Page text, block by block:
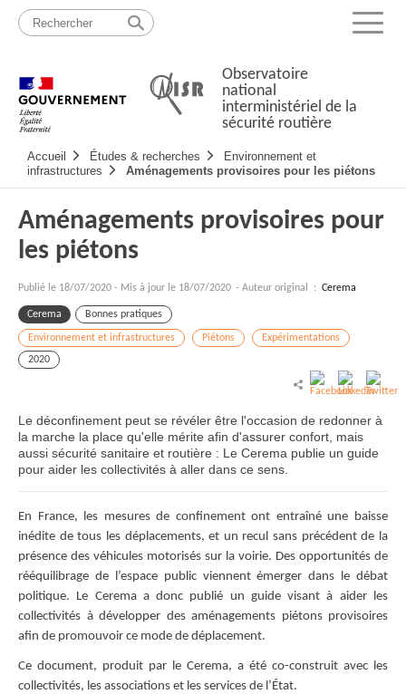
Passer
contenu
Menu
Observatoire
national
interministériel de la
sécurité routière
principale
Accueil Études & recherches
Environnement et
infrastructures
Aménagements provisoires pour les piétons
Aménagements provisoires pour
les piétons
Publié le 18/07/2020 - Mis à jour le 18/07/2020 - Auteur original : Cerema
Cerema Bonnes pratiques
Environnement et infrastructures Piétons
Expérimentations
2020
Le déconfinement peut se révéler être l'occasion de redonner à
la marche la place qu'elle mérite afin d'assurer confort, mais
aussi sécurité sanitaire et routière : Le Cerema publie un guide
pour aider les collectivités à aller dans ce sens.
En France, les mesures de confinement ont entraîné une baisse
inédite de tous les déplacements, et un recul sans précédent de la
présence des véhicules motorisés sur la voirie. Des opportunités de
rééquilibrage de l’espace public viennent émerger dans le débat
politique. Le Cerema a donc publié un guide visant à aider les
collectivités à développer des aménagements piétons provisoires
afin de promouvoir ce mode de déplacement.
Ce document, produit par le Cerema, a été co-construit avec les
collectivités, les associations et les services de l’État.